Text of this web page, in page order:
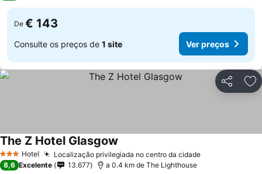
De € 143
Consulte os preços de 1 site Ver preços
Partilhar
3 EstrelasHotel Localização privilegiada no centro da cidade
The Z Hotel Glasgow
8,6 Excelente 13.677 a 0.4 km de The Lighthouse